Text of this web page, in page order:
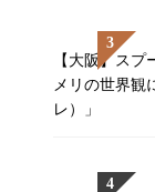
【大阪】ス
メリの世界観
レ）」